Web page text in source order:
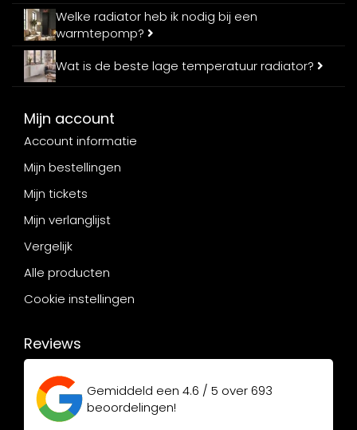
Welke radiator heb ik nodig bij een
warmtepomp?
Wat is de beste lage temperatuur radiator?
Mijn account
Account informatie
Mijn bestellingen
Mijn tickets
Mijn verlanglijst
Vergelijk
Alle producten
Cookie instellingen
Reviews
Gemiddeld een 4.6 / 5 over693
beoordelingen!